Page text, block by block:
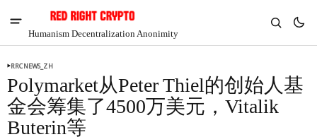
Humanism Decentralization Anonimity
RRCNEWS_ZH
Polymarket从Peter Thiel的创始人基
金会筹集了4500万美元，Vitalik
Buterin等